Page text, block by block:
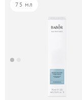
75 мл